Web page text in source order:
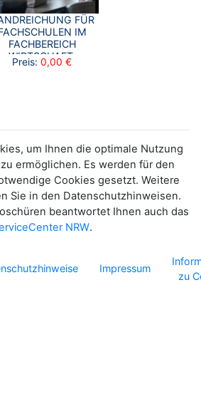
FÜR
IM
FACHBEREICH
WIRTSCHAFT.
KOOPERATIONEN
Preis: 0,00 €
um Ihnen die optimale Nutzung
ermöglichen. Es werden für den
Cookies gesetzt. Weitere
Sie in den Datenschutzhinweisen.
beantwortet Ihnen auch das
NRW.
Impressum
zu